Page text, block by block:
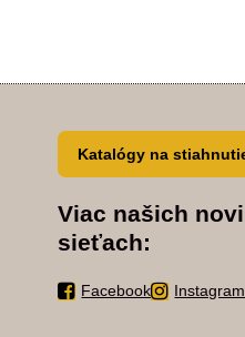
Katalógy na
Viac našich
sieťach:
Facebook Instagram